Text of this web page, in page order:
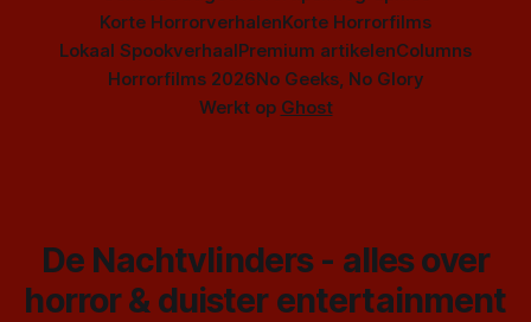
Korte HorrorverhalenKorte Horrorfilms
Lokaal SpookverhaalPremium artikelenColumns
Horrorfilms 2026No Geeks, No Glory
Werkt op Ghost
De Nachtvlinders - alles over
horror & duister entertainment